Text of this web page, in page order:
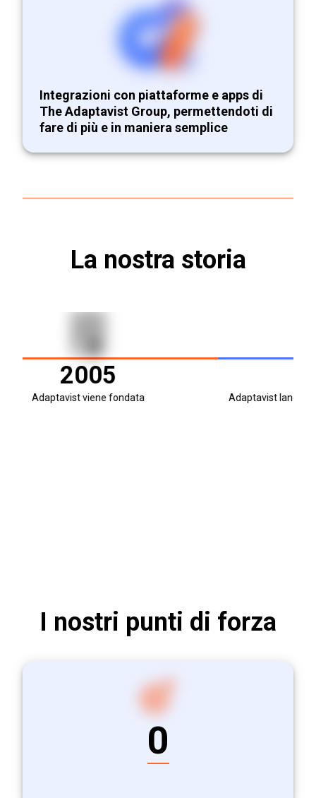
Integrazioni con piattaforme e apps di
The Adaptavist Group, permettendoti di
fare di più e in maniera semplice
La nostra storia
2005
Adaptavist viene fondata Adaptavist lancia
I nostri punti di forza
0